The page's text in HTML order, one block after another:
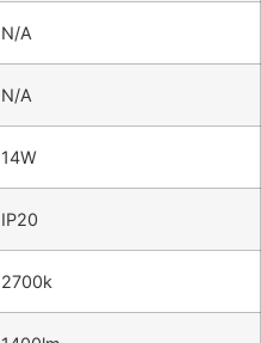
N/A
N/A
14W
IP20
2700k